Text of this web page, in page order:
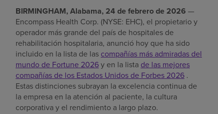
Inversores
Empleos
Pagar mi factura
BIRMINGHAM, Alabama, 24 de febrero de 2026 —
Encompass Health Corp. (NYSE: EHC), el propietario y
operador más grande del país de hospitales de
rehabilitación hospitalaria, anunció hoy que ha sido
incluido en la lista de las compañías más admiradas del
mundo de Fortune 2026y en la lista de las mejores
compañías de los Estados Unidos de Forbes 2026 .
Estas distinciones subrayan la excelencia continua de
la empresa en la atención al paciente, la cultura
corporativa y el rendimiento a largo plazo.